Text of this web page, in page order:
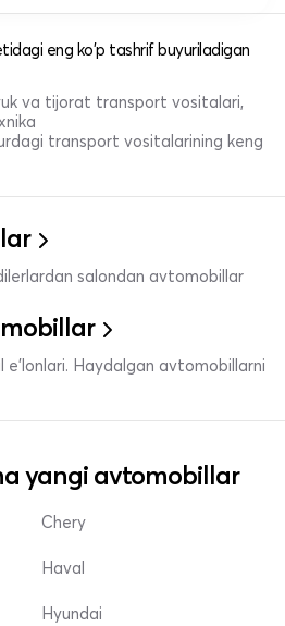
eng ko'p tashrif buyuriladigan
va tijorat transport vositalari,
transport vositalarining keng
salondan avtomobillar
Haydalgan avtomobillarni
yangi avtomobillar
Chery
Haval
Hyundai